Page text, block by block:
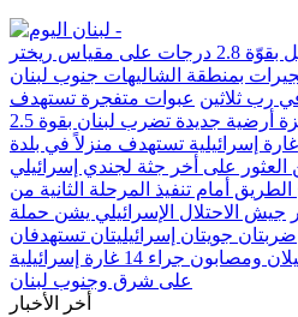
ريختر
بمنطقة الشاليهات جنوب لبنان
رب ثلاثين عبوات متفجرة تستهدف
هزة أرضية جديدة تضرب لبنان بقوة 2.5
غارة إسرائيلية تستهدف منزلاً في بلدة
العثور على أخر جثة لجندي إسرائيلي
أمام تنفيذ المرحلة الثانية من
جيش الاحتلال الإسرائيلي يشن حملة
ضربتان جويتان إسرائيليتان تستهدفان
قتيلان ومصابون جراء 14 غارة إسرائيلية
على شرق وجنوب لبنان
أخر الأخبار